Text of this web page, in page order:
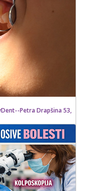
Petra Drapšina 53,
8 kom.